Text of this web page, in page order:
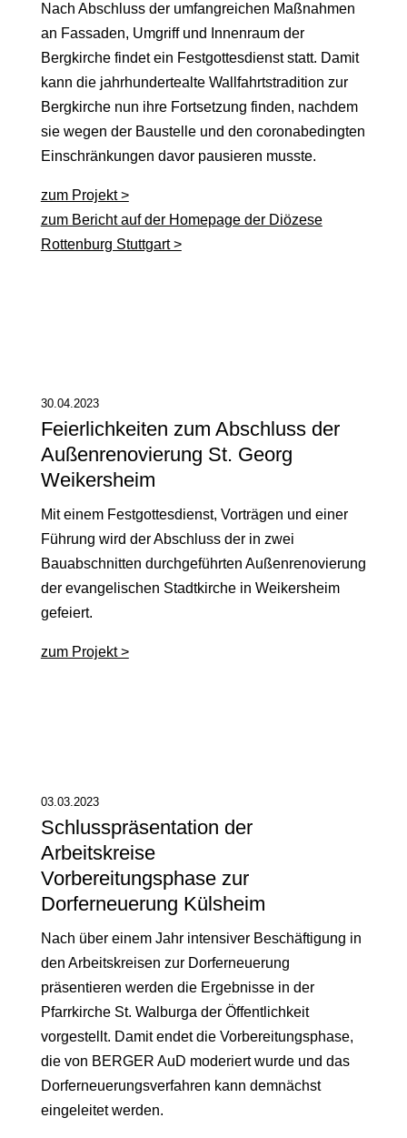
Nach Abschluss der umfangreichen Maßnahmen
an Fassaden, Umgriff und Innenraum der
Bergkirche findet ein Festgottesdienst statt. Damit
kann die jahrhundertealte Wallfahrtstradition zur
Bergkirche nun ihre Fortsetzung finden, nachdem
sie wegen der Baustelle und den coronabedingten
Einschränkungen davor pausieren musste.
zum Projekt >
zum Bericht auf der Homepage der Diözese
Rottenburg Stuttgart >
30.04.2023
Feierlichkeiten zum Abschluss der
Außenrenovierung St. Georg
Weikersheim
Mit einem Festgottesdienst, Vorträgen und einer
Führung wird der Abschluss der in zwei
Bauabschnitten durchgeführten Außenrenovierung
der evangelischen Stadtkirche in Weikersheim
gefeiert.
zum Projekt >
03.03.2023
Schlusspräsentation der
Arbeitskreise
Vorbereitungsphase zur
Dorferneuerung Külsheim
Nach über einem Jahr intensiver Beschäftigung in
den Arbeitskreisen zur Dorferneuerung
präsentieren werden die Ergebnisse in der
Pfarrkirche St. Walburga der Öffentlichkeit
vorgestellt. Damit endet die Vorbereitungsphase,
die von BERGER AuD moderiert wurde und das
Dorferneuerungsverfahren kann demnächst
eingeleitet werden.